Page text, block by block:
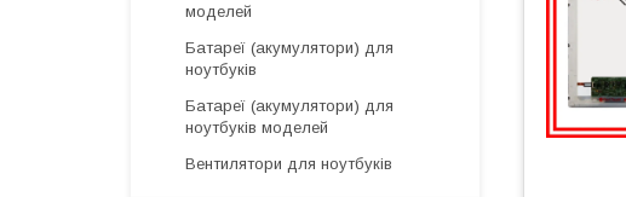
моделей
Батареї (акумулятори) для
ноутбуків
Батареї (акумулятори) для
ноутбуків моделей
Вентилятори для ноутбуків